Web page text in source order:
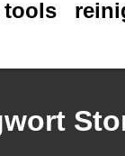
tools